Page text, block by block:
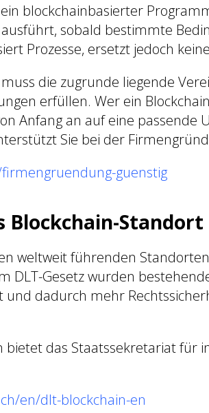
blockchainbasierter
sobald bestimmte
Prozesse, ersetzt jedoch
die zugrunde liegende
erfüllen. Wer ein
Anfang an auf eine
Sie bei der
guenstig
Blockchain-Standort
weltweit führenden
DLT-Gesetz wurden
und dadurch mehr
das Staatssekretariat für
en/dlt-blockchain-en